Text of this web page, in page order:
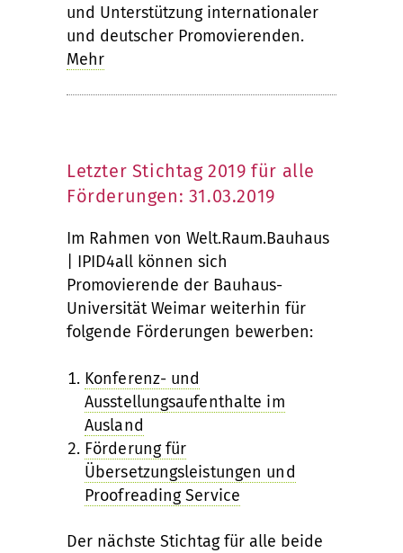
und Unterstützung internationaler
und deutscher Promovierenden.
Mehr
Letzter Stichtag 2019 für alle
Förderungen: 31.03.2019
Im Rahmen von Welt.Raum.Bauhaus
| IPID4all können sich
Promovierende der Bauhaus-
Universität Weimar weiterhin für
folgende Förderungen bewerben:
Konferenz- und
Ausstellungsaufenthalte im
Ausland
Förderung für
Übersetzungsleistungen und
Proofreading Service
Der nächste Stichtag für alle beide